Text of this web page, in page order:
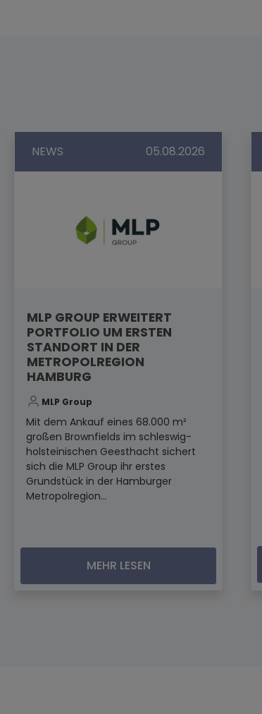
NEWS 05.08.2026
MLP GROUP ERWEITERT
PORTFOLIO UM ERSTEN
STANDORT IN DER
METROPOLREGION
HAMBURG
MLP Group
Mit dem Ankauf eines 68.000 m²
großen Brownfields im schleswig-
holsteinischen Geesthacht sichert
sich die MLP Group ihr erstes
Grundstück in der Hamburger
Metropolregion...
MEHR LESEN